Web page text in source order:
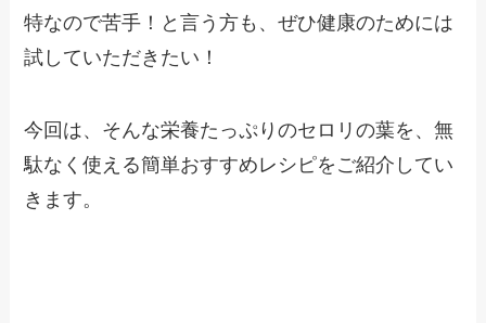
特なので苦手！と言う方も、ぜひ健康のためには
試していただきたい！
今回は、そんな栄養たっぷりのセロリの葉を、無
駄なく使える簡単おすすめレシピをご紹介してい
きます。